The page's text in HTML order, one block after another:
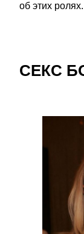
об этих ролях.
СЕКС